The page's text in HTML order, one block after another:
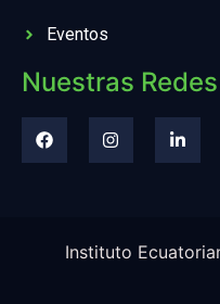
Eventos
Nuestras
Instituto